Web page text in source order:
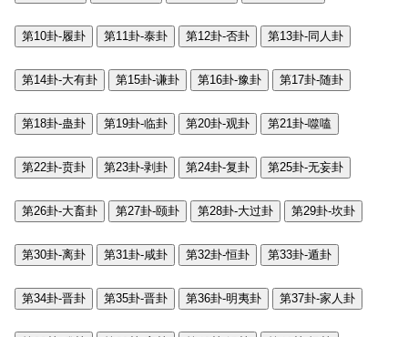
第10卦-履卦 第11卦-泰卦 第12卦-否卦 第13卦-同人卦
第14卦-大有卦 第15卦-谦卦 第16卦-豫卦 第17卦-随卦
第18卦-蛊卦 第19卦-临卦 第20卦-观卦 第21卦-噬嗑
第22卦-贲卦 第23卦-剥卦 第24卦-复卦 第25卦-无妄卦
第26卦-大畜卦 第27卦-颐卦 第28卦-大过卦 第29卦-坎卦
第30卦-离卦 第31卦-咸卦 第32卦-恒卦 第33卦-遁卦
第34卦-晋卦 第35卦-晋卦 第36卦-明夷卦 第37卦-家人卦